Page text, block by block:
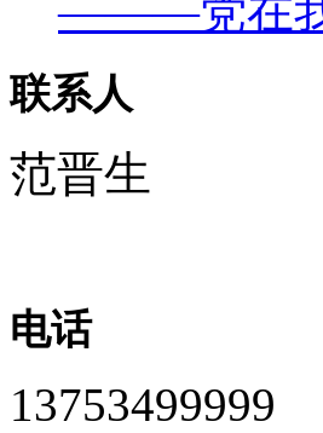
———党在我
联系人
范晋生
电话
13753499999